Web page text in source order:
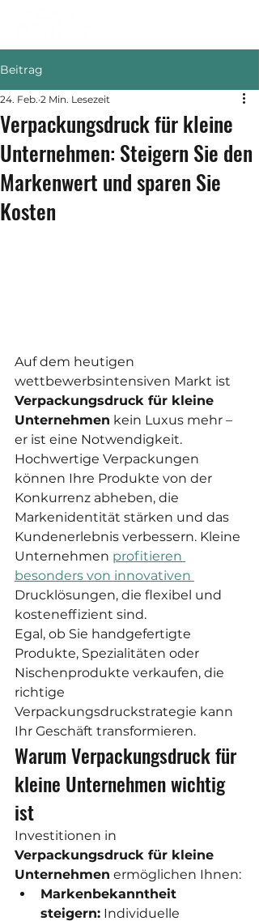
Beitrag
Verpackungsdruck für kleine
Unternehmen: Steigern Sie den
Markenwert und sparen Sie
Kosten
24. Feb. 2 Min. Lesezeit
Auf dem heutigen
wettbewerbsintensiven Markt ist
Verpackungsdruck für kleine
Unternehmen kein Luxus mehr –
er ist eine Notwendigkeit.
Hochwertige Verpackungen
können Ihre Produkte von der
Konkurrenz abheben, die
Markenidentität stärken und das
Kundenerlebnis verbessern. Kleine
Unternehmen profitieren
besonders von innovativen
Drucklösungen, die flexibel und
kosteneffizient sind.
Egal, ob Sie handgefertigte
Produkte, Spezialitäten oder
Nischenprodukte verkaufen, die
richtige
Verpackungsdruckstrategie kann
Ihr Geschäft transformieren.
Warum Verpackungsdruck für
kleine Unternehmen wichtig
ist
Investitionen in
Verpackungsdruck für kleine
Unternehmen ermöglichen Ihnen:
Markenbekanntheit
steigern: Individuelle